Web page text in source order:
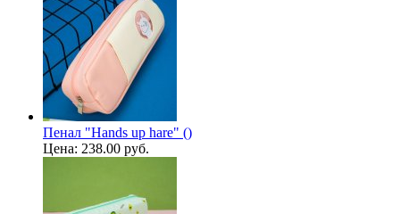
Пенал "Hands up hare" ()
Цена: 238.00 руб.